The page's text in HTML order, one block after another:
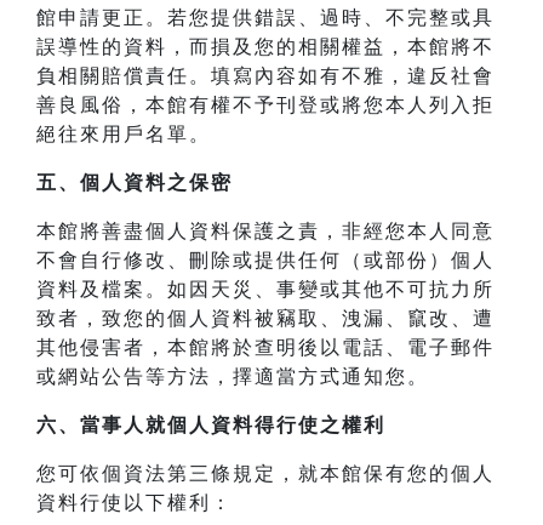
館申請更正。若您提供錯誤、過時、不完整或具
誤導性的資料，而損及您的相關權益，本館將不
負相關賠償責任。填寫內容如有不雅，違反社會
善良風俗，本館有權不予刊登或將您本人列入拒
絕往來用戶名單。
五、個人資料之保密
本館將善盡個人資料保護之責，非經您本人同意
不會自行修改、刪除或提供任何（或部份）個人
資料及檔案。如因天災、事變或其他不可抗力所
致者，致您的個人資料被竊取、洩漏、竄改、遭
其他侵害者，本館將於查明後以電話、電子郵件
或網站公告等方法，擇適當方式通知您。
六、當事人就個人資料得行使之權利
您可依個資法第三條規定，就本館保有您的個人
資料行使以下權利：